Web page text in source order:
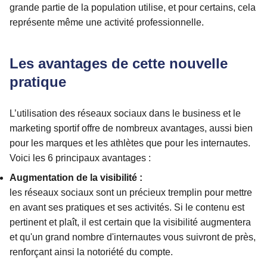
grande partie de la population utilise, et pour certains, cela
représente même une activité professionnelle.
Les avantages de cette nouvelle
pratique
L’utilisation des réseaux sociaux dans le business et le
marketing sportif offre de nombreux avantages, aussi bien
pour les marques et les athlètes que pour les internautes.
Voici les 6 principaux avantages :
Augmentation de la visibilité :
les réseaux sociaux sont un précieux tremplin pour mettre
en avant ses pratiques et ses activités. Si le contenu est
pertinent et plaît, il est certain que la visibilité augmentera
et qu'un grand nombre d'internautes vous suivront de près,
renforçant ainsi la notoriété du compte.